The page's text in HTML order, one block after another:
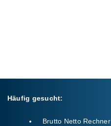
Häufig gesucht:
Brutto Netto Rechner